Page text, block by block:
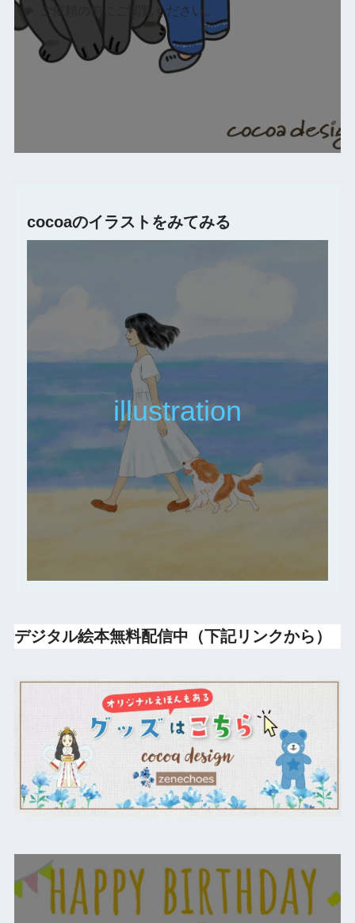
ご依頼の前にご閲覧ください。
cocoaのイラストをみてみる
illustration
デジタル絵本無料配信中（下記リンクから）